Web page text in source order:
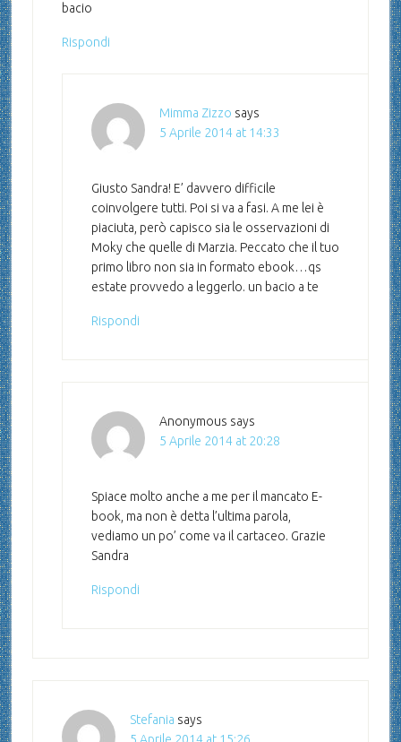
bacio
Rispondi
Mimma Zizzo says
5 Aprile 2014 at 14:33
Giusto Sandra! E’ davvero difficile
coinvolgere tutti. Poi si va a fasi. A me lei è
piaciuta, però capisco sia le osservazioni di
Moky che quelle di Marzia. Peccato che il tuo
primo libro non sia in formato ebook…qs
estate provvedo a leggerlo. un bacio a te
Rispondi
Anonymous says
5 Aprile 2014 at 20:28
Spiace molto anche a me per il mancato E-
book, ma non è detta l’ultima parola,
vediamo un po’ come va il cartaceo. Grazie
Sandra
Rispondi
Stefania says